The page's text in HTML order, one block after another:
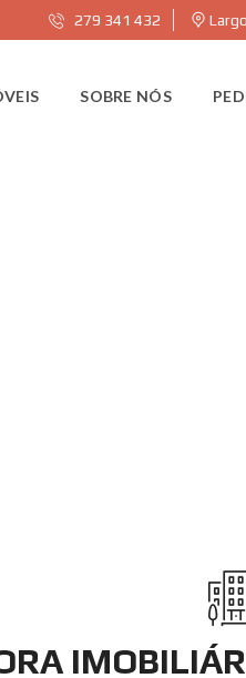
279 341 432
SOBRE NÓS